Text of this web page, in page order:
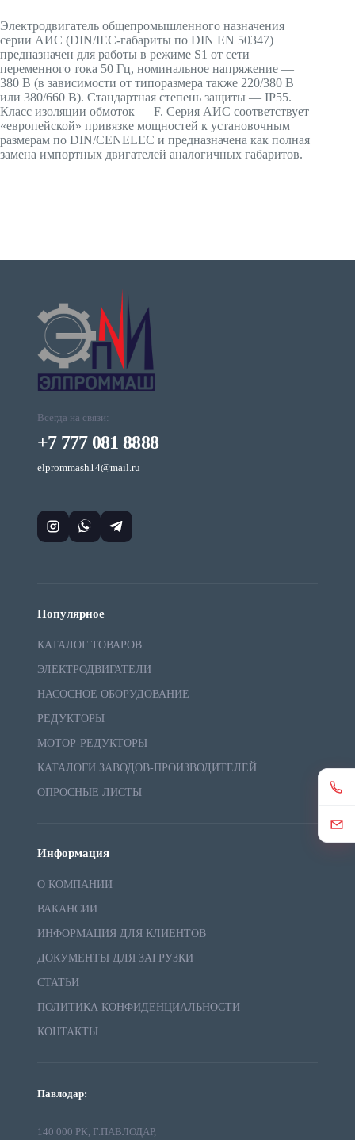
Электродвигатель общепромышленного назначения
серии АИС (DIN/IEC-габариты по DIN EN 50347)
предназначен для работы в режиме S1 от сети
переменного тока 50 Гц, номинальное напряжение —
380 В (в зависимости от типоразмера также 220/380 В
или 380/660 В). Стандартная степень защиты — IP55.
Класс изоляции обмоток — F. Серия АИС соответствует
«европейской» привязке мощностей к установочным
размерам по DIN/CENELEC и предназначена как полная
замена импортных двигателей аналогичных габаритов.
Всегда на связи:
+7 777 081 8888
elprommash14@mail.ru
Популярное
КАТАЛОГ ТОВАРОВ
ЭЛЕКТРОДВИГАТЕЛИ
НАСОСНОЕ ОБОРУДОВАНИЕ
РЕДУКТОРЫ
МОТОР-РЕДУКТОРЫ
КАТАЛОГИ ЗАВОДОВ-ПРОИЗВОДИТЕЛЕЙ
ОПРОСНЫЕ ЛИСТЫ
Информация
О КОМПАНИИ
ВАКАНСИИ
ИНФОРМАЦИЯ ДЛЯ КЛИЕНТОВ
ДОКУМЕНТЫ ДЛЯ ЗАГРУЗКИ
СТАТЬИ
ПОЛИТИКА КОНФИДЕНЦИАЛЬНОСТИ
КОНТАКТЫ
Павлодар:
140 000 РК, Г.ПАВЛОДАР,